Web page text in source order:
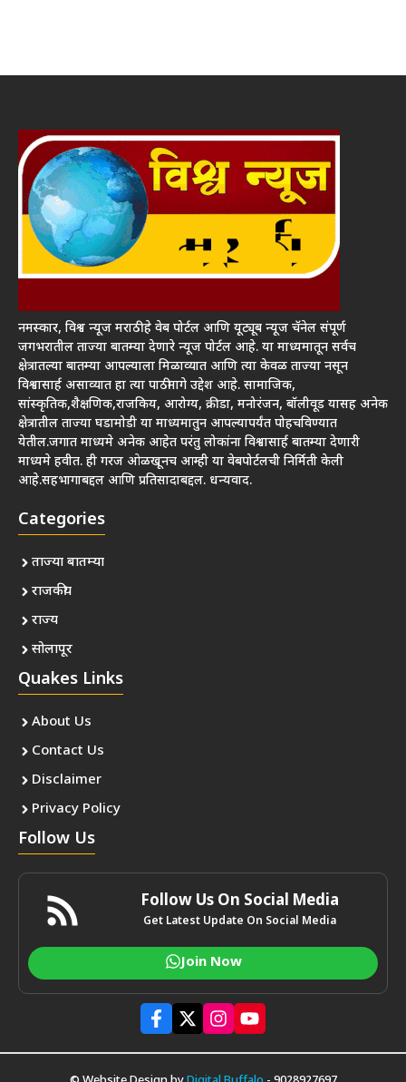
नमस्कार, विश्व न्यूज मराठी हे वेब पोर्टल आणि यूट्यूब न्यूज चॅनेल संपूर्ण
जगभरातील ताज्या बातम्या देणारे न्यूज पोर्टल आहे. या माध्यमातून सर्वच
क्षेत्रातल्या बातम्या आपल्याला मिळाव्यात आणि त्या केवळ ताज्या नसून
विश्वासार्ह असाव्यात हा त्या पाठीमागे उद्देश आहे. सामाजिक,
सांस्कृतिक,शैक्षणिक,राजकिय, आरोग्य, क्रीडा, मनोरंजन, बॉलीवूड यासह अनेक
क्षेत्रातील ताज्या घडामोडी या माध्यमातुन आपल्यापर्यंत पोहचविण्यात
येतील.जगात माध्यमे अनेक आहेत परंतु लोकांना विश्वासार्ह बातम्या देणारी
माध्यमे हवीत. ही गरज ओळखूनच आम्ही या वेबपोर्टलची निर्मिती केली
आहे.सहभागाबद्दल आणि प्रतिसादाबद्दल. धन्यवाद.
Categories
ताज्या बातम्या
राजकीय
राज्य
सोलापूर
Quakes Links
About Us
Contact Us
Disclaimer
Privacy Policy
Follow Us
Follow Us On Social Media
Get Latest Update On Social Media
Join Now